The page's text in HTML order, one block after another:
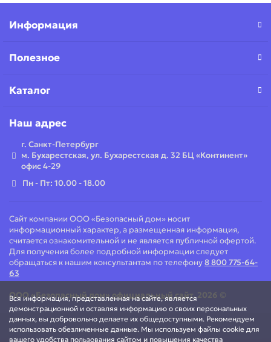
Вся информация, представленная на сайте, является
демонстрационной и оставляя информацию о своих персональных
данных, вы добровольно делаете их общедоступными. Рекомендуем
использовать обезличенные данные. Мы используем файлы cookie для
вашего удобства пользования сайтом и повышения качества
Информация
Полезное
Каталог
Наш адрес
г. Санкт-Петербург
м. Бухарестская, ул. Бухарестская д. 32 БЦ «Континент»
офис 4-29
Пн - Пт: 10.00 - 18.00
Сайт компании ООО «Безопасный дом» носит
информационный характер, а размещенная информация,
считается ознакомительной и не является публичной офертой.
Для получения более подробной информации следует
обращаться к нашим консультантам по телефону8 800 775-64-
63
ООО «Безопасный дом»официальный сайт. 2026 ©